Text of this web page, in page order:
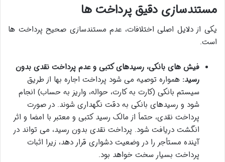
مستندسازی دقیق پرداخت ها
یکی از دلایل اصلی اختلافات، عدم مستندسازی صحیح پرداخت ها
است.
فیش های بانکی، رسیدهای کتبی و عدم پرداخت نقدی بدون
رسید: همواره توصیه می شود پرداخت اجاره بها از طریق
سیستم بانکی (کارت به کارت، حواله، واریز به حساب) انجام
شود و رسیدهای بانکی به دقت نگهداری شوند. در صورت
پرداخت نقدی، حتماً از مالک رسید کتبی و معتبر با امضا و اثر
انگشت دریافت شود. پرداخت نقدی بدون رسید، می تواند در
آینده مستأجر را در وضعیت دشواری قرار دهد، زیرا اثبات
پرداخت بسیار سخت خواهد بود.